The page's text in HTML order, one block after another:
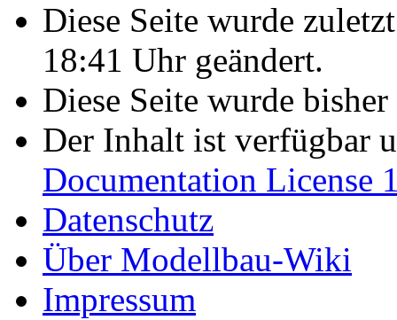
Diese Seite wurde
18:41 Uhr geändert.
Diese Seite wurde
Der Inhalt ist verfügbar
Documentation License
Datenschutz
Über Modellbau-Wiki
Impressum